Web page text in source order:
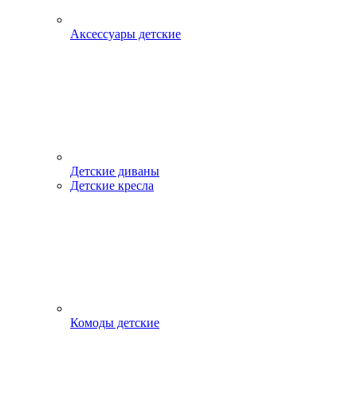
Аксессуары детские
Детские диваны
Детские кресла
Комоды детские